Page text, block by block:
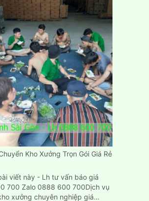
Kho Xưởng Trọn Gói Giá Rẻ
viết này - Lh tư vấn báo giá
700 Zalo 0888 600 700Dịch vụ
xưởng chuyên nghiệp giá…